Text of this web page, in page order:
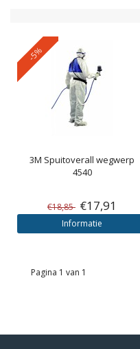
-5%
3M Spuitoverall wegwerp
4540
€18,85 €17,91
Informatie
Pagina 1 van 1